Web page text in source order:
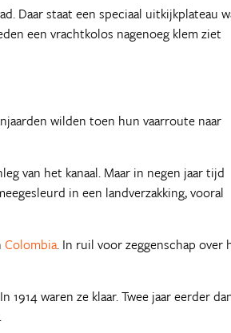
Daar staat een speciaal uitkijkplateau
een vrachtkolos nagenoeg klem ziet
wilden toen hun vaarroute naar
van het kanaal. Maar in negen jaar tijd
in een landverzakking, vooral
Colombia. In ruil voor zeggenschap over
waren ze klaar. Twee jaar eerder